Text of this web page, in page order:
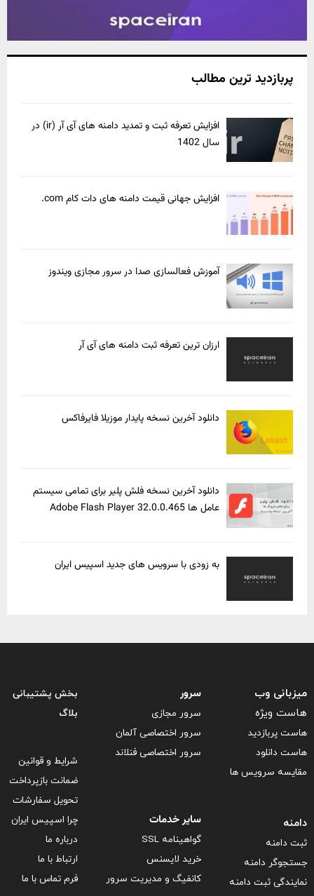
پربازدید ترین مطالب
افزایش تعرفه ثبت و تمدید دامنه های آی آر (ir) در
سال 1402
افزایش جهانی قیمت دامنه های دات کام com.
آموزش فعالسازی صدا در سرور مجازی ویندوز
ارزان ترین تعرفه ثبت دامنه های آی آر
دانلود آخرین نسخه پایدار موزیلا فایرفاکس
دانلود آخرین نسخه فلش پلیر برای تمامی سیستم
عامل ها Adobe Flash Player 32.0.0.465
به زودی با سرویس های جدید اسپیس ایران
میزبانی وب
هاست ویژه
هاست پربازدید
هاست دانلود
مقایسه سرویس ها
دامنه
ثبت دامنه
جستجوگر دامنه
نمایندگی ثبت دامنه
سرور
سرور مجازی
سرور اختصاصی آلمان
سرور اختصاصی فنلاند
سایر خدمات
گواهینامه SSL
خرید لایسنس
کانفیگ و مدیریت سرور
بخش پشتیبانی
بلاگ
شرایط و قوانین
ضمانت بازپرداخت
تحویل سفارشات
چرا اسپیس ایران
درباره ما
ارتباط با ما
فرم تماس با ما